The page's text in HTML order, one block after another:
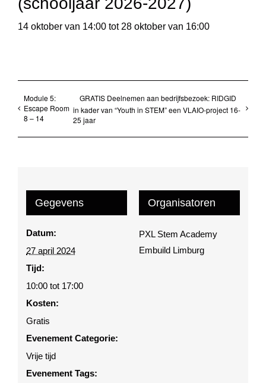
14 oktober van 14:00 tot 28 oktober van 16:00
Module 5:
Escape Room
8 – 14
GRATIS Deelnemen aan bedrijfsbezoek: RIDGID
in kader van “Youth in STEM” een VLAIO-project 16-
25 jaar
Gegevens
Datum:
27 april 2024
Tijd:
10:00 tot 17:00
Kosten:
Gratis
Evenement Categorie:
Vrije tijd
Evenement Tags:
Organisatoren
PXL Stem Academy
Embuild Limburg